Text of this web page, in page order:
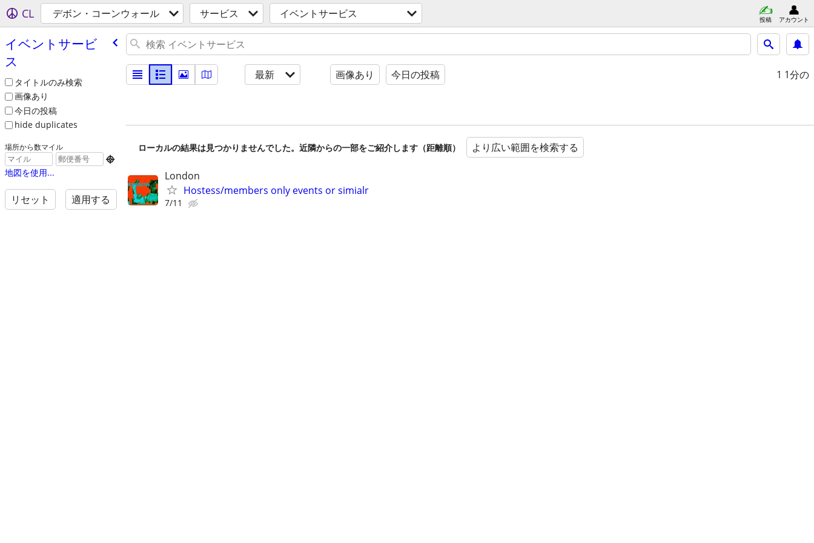
CL デボン・コーンウォール サービス イベントサービス 投稿 アカウント
イベントサービ
ス
タイトルのみ検索
画像あり
今日の投稿
hide duplicates
場所から数マイル

地図を使用...
リセット 適用する
最新 画像あり 今日の投稿 1 1分の
ローカルの結果は見つかりませんでした。近隣からの一部をご紹介します（距離順） より広い範囲を検索する
London
Hostess/members only events or simialr
7/11